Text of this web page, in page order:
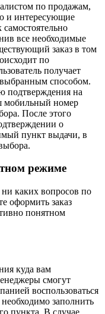
по продажам,
и интересующие
все необходимые
заказ в том
по
получает
способом.
подтверждения на
мобильный номер
После этого
о
пункт выдачи, в
режиме
ни каких вопросов по
оформить заказ
понятном
куда вам
смогут
воспользоваться
заполнить